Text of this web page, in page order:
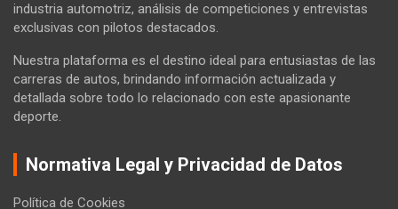
industria automotriz, análisis de competiciones y entrevistas
exclusivas con pilotos destacados.
Nuestra plataforma es el destino ideal para entusiastas de las
carreras de autos, brindando información actualizada y
detallada sobre todo lo relacionado con este apasionante
deporte.
Normativa Legal y Privacidad de Datos
Política de Cookies